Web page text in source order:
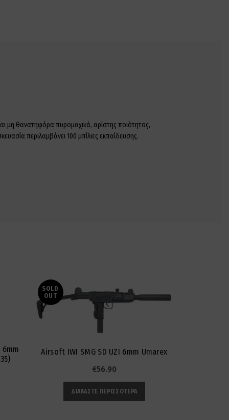
μη θανατηφόρα πυρομαχικά, αρίστης ποιότητος,
περιλαμβάνει 100 μπίλιες εκπαίδευσης.
6mm
SOLD
OUT
Airsoft IWI SMG SD UZI 6mm Umarex
€56.90
ΔΙΑΒΆΣΤΕ ΠΕΡΙΣΣΌΤΕΡΑ